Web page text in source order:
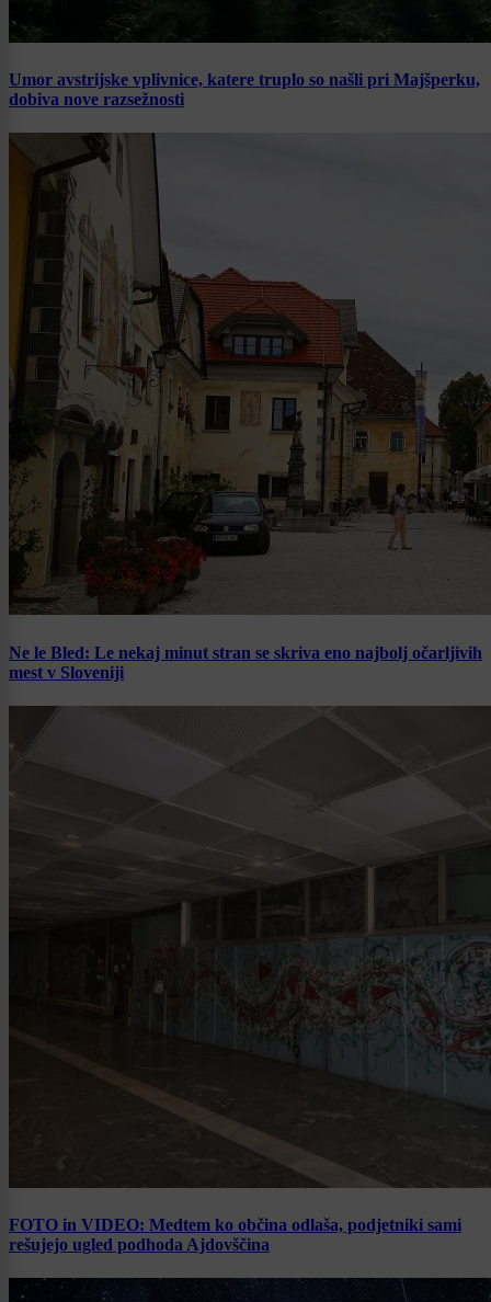
Umor avstrijske vplivnice, katere truplo so našli pri Majšperku,
dobiva nove razsežnosti
Ne le Bled: Le nekaj minut stran se skriva eno najbolj očarljivih
mest v Sloveniji
FOTO in VIDEO: Medtem ko občina odlaša, podjetniki sami
rešujejo ugled podhoda Ajdovščina